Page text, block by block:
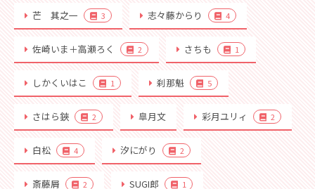
芒 其之一 3 志々藤からり 4
佐崎いま＋高瀬ろく 2 さちも 1
しかくいはこ 1 刹那魁 5
さはら鋏 2 皐月文 彩月ユリィ 2
白松 4 汐にがり 2
斎藤屑 2 SUGI郎 1